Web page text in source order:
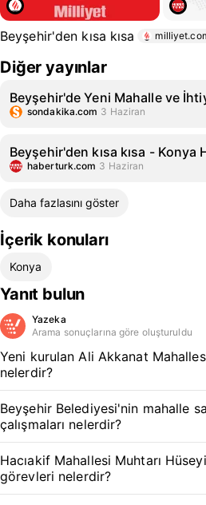
Beyşehir'den kısa kısa
Diğer yayınlar
Beyşehir'de Yeni Mahalle ve
sondakika.com 3 Haziran
Beyşehir'den kısa kısa - Konya
haberturk.com 3 Haziran
Daha fazlasını göster
İçerik konuları
Konya
Yanıt bulun
Yazeka
Arama sonuçlarına göre oluşturuldu
Yeni kurulan Ali Akkanat
nelerdir?
Beyşehir Belediyesi'nin mahalle
çalışmaları nelerdir?
Hacıakif Mahallesi Muhtarı
görevleri nelerdir?